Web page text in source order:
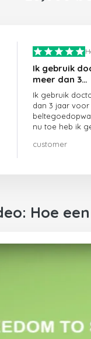
Ik gebruik
meer dan 3…
Ik gebruik
dan 3 jaar
nu toe heb ik
customer
Hoe